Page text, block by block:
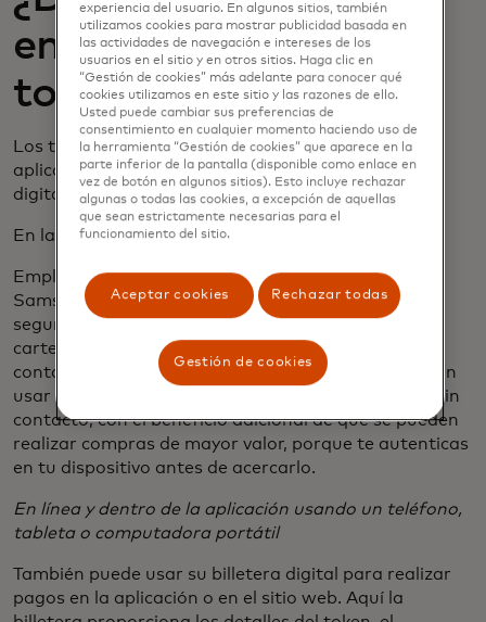
emplear la
tokenización?
Los tokens se pueden usar en la tienda, en la
aplicación y en línea para realizar transacciones
digitales seguras.
En la tienda usando un teléfono o reloj
Empleando una cartera digital como Apple Pay,
Samsung Pay o Google Pay, puedes realizar pagos
seguros sin contacto al finalizar la compra. Estas
carteras digitales emplean la misma tecnología
contactless que las tarjetas sin contacto y se pueden
usar en cualquier lugar donde se acepten tarjetas sin
contacto, con el beneficio adicional de que se pueden
realizar compras de mayor valor, porque te autenticas
en tu dispositivo antes de acercarlo.
En línea y dentro de la aplicación usando un teléfono,
tableta o computadora portátil
También puede usar su billetera digital para realizar
pagos en la aplicación o en el sitio web. Aquí la
experiencia del usuario. En algunos sitios, también
utilizamos cookies para mostrar publicidad basada en
las actividades de navegación e intereses de los
usuarios en el sitio y en otros sitios. Haga clic en
“Gestión de cookies” más adelante para conocer qué
cookies utilizamos en este sitio y las razones de ello.
Usted puede cambiar sus preferencias de
consentimiento en cualquier momento haciendo uso de
la herramienta “Gestión de cookies” que aparece en la
parte inferior de la pantalla (disponible como enlace en
vez de botón en algunos sitios). Esto incluye rechazar
algunas o todas las cookies, a excepción de aquellas
que sean estrictamente necesarias para el
funcionamiento del sitio.
Aceptar cookies Rechazar todas
Gestión de cookies